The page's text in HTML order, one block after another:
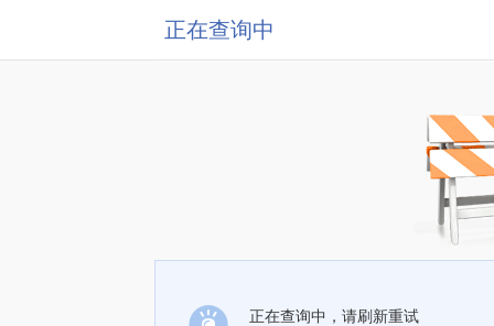
正在查询中
正在查询中，请刷新重试